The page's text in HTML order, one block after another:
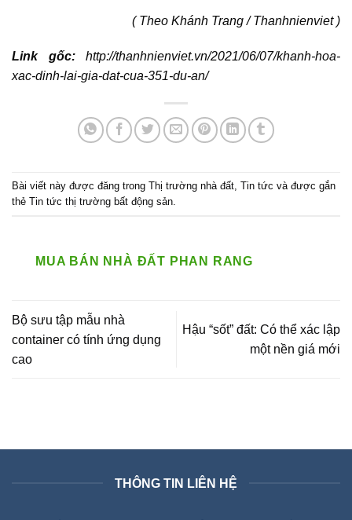
( Theo Khánh Trang / Thanhnienviet )
Link gốc:http://thanhnienviet.vn/2021/06/07/khanh-hoa-
xac-dinh-lai-gia-dat-cua-351-du-an/
Bài viết này được đăng trong Thị trường nhà đất Tin tức và được gắn
thẻ Tin tức thị trường bất động sản
MUA BÁN NHÀ ĐẤT PHAN RANG
Bộ sưu tập mẫu nhà
container có tính ứng dụng
cao
Hậu “sốt” đất: Có thể xác lập
một nền giá mới
THÔNG TIN LIÊN HỆ